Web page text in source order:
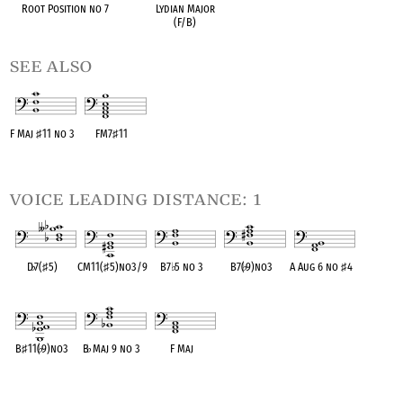
Root Position no 7
Lydian Major
(F/B)
see also
F Maj ♯11 no 3 FM7♯11
voice leading distance: 1
D♭7(♯5) CM11(♯5)no3/9 B7♭5 no 3 B7(♭9)no3 A Aug 6 no ♯4
B♯11(♭9)no3 B♭Maj 9 no 3 F Maj